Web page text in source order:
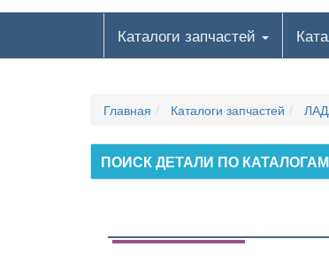
Каталоги запчастей
Главная Каталоги запчастей
ПОИСК ДЕТАЛИ ПО КАТАЛОГАМ
C230. Тормоза задние